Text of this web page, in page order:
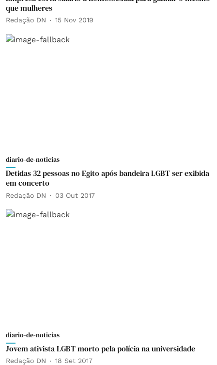
que mulheres
Redação DN 15 Nov 2019
diario-de-noticias
Detidas 32 pessoas no Egito após bandeira LGBT ser exibida
em concerto
Redação DN 03 Out 2017
diario-de-noticias
Jovem ativista LGBT morto pela polícia na universidade
Redação DN 18 Set 2017